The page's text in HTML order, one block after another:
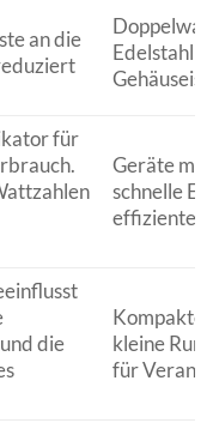
an die
für
Geräte
schnelle
effizienter
die
Kompakte
kleine
für